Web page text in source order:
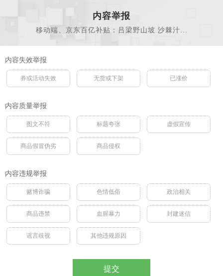
内容举报
移动端、京东百亿补贴：吕梁野山坡 沙棘汁...
内容失效举报
券或活动失效 无货或下架 已涨价
内容质量举报
图文不符 标题夸张 虚假宣传
商品假冒伪劣 商品侵权
内容违规举报
赌博诈骗 色情低俗 政治相关
商品违禁 血腥暴力 封建迷信
谣言歧视 其他违规原因
提交